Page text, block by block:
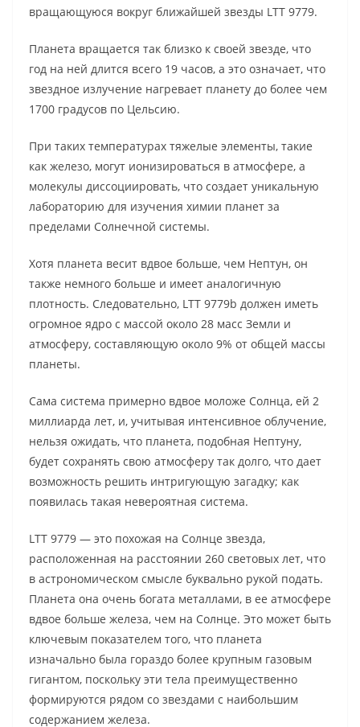
вращающуюся вокруг ближайшей звезды LTT 9779.
Планета вращается так близко к своей звезде, что
год на ней длится всего 19 часов, а это означает, что
звездное излучение нагревает планету до более чем
1700 градусов по Цельсию.
При таких температурах тяжелые элементы, такие
как железо, могут ионизироваться в атмосфере, а
молекулы диссоциировать, что создает уникальную
лабораторию для изучения химии планет за
пределами Солнечной системы.
Хотя планета весит вдвое больше, чем Нептун, он
также немного больше и имеет аналогичную
плотность. Следовательно, LTT 9779b должен иметь
огромное ядро ​​с массой около 28 масс Земли и
атмосферу, составляющую около 9% от общей массы
планеты.
Сама система примерно вдвое моложе Солнца, ей 2
миллиарда лет, и, учитывая интенсивное облучение,
нельзя ожидать, что планета, подобная Нептуну,
будет сохранять свою атмосферу так долго, что дает
возможность решить интригующую загадку; как
появилась такая невероятная система.
LTT 9779 — это похожая на Солнце звезда,
расположенная на расстоянии 260 световых лет, что
в астрономическом смысле буквально рукой подать.
Планета она очень богата металлами, в ее атмосфере
вдвое больше железа, чем на Солнце. Это может быть
ключевым показателем того, что планета
изначально была гораздо более крупным газовым
гигантом, поскольку эти тела преимущественно
формируются рядом со звездами с наибольшим
содержанием железа.